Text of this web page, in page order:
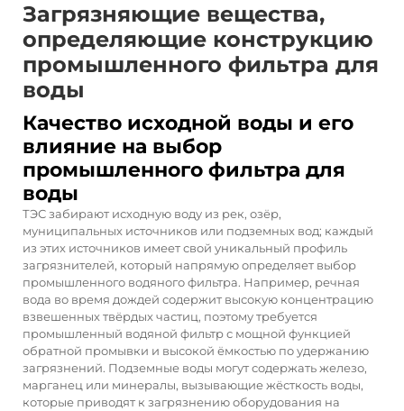
Загрязняющие вещества,
определяющие конструкцию
промышленного фильтра для
воды
Качество исходной воды и его
влияние на выбор
промышленного фильтра для
воды
ТЭС забирают исходную воду из рек, озёр,
муниципальных источников или подземных вод; каждый
из этих источников имеет свой уникальный профиль
загрязнителей, который напрямую определяет выбор
промышленного водяного фильтра. Например, речная
вода во время дождей содержит высокую концентрацию
взвешенных твёрдых частиц, поэтому требуется
промышленный водяной фильтр с мощной функцией
обратной промывки и высокой ёмкостью по удержанию
загрязнений. Подземные воды могут содержать железо,
марганец или минералы, вызывающие жёсткость воды,
которые приводят к загрязнению оборудования на